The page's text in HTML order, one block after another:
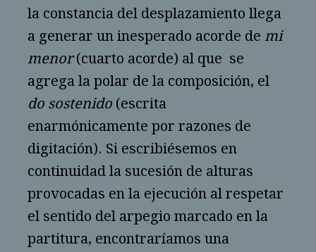
la constancia del desplazamiento llega
a generar un inesperado acorde de mi
menor(cuarto acorde) al que se
agrega la polar de la composición, el
do sostenido (escrita
enarmónicamente por razones de
digitación). Si escribiésemos en
continuidad la sucesión de alturas
provocadas en la ejecución al respetar
el sentido del arpegio marcado en la
partitura, encontraríamos una